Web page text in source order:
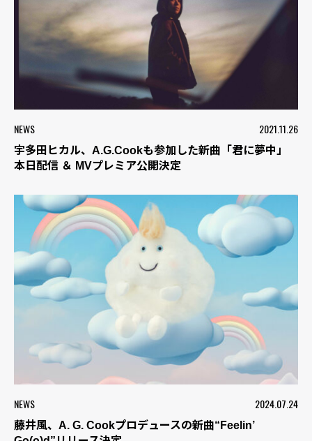
NEWS 2021.11.26
宇多田ヒカル、A.G.Cookも参加した新曲「君に夢中」
本日配信 ＆ MVプレミア公開決定
NEWS 2024.07.24
藤井風、A. G. Cookプロデュースの新曲“Feelin’